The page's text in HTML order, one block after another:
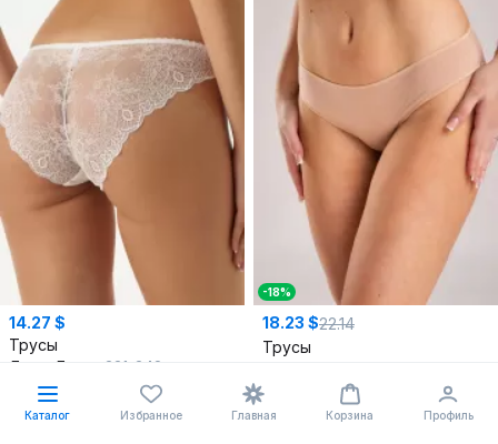
14.27 $
Трусы
Леди Леда
331-342
94, ,110
В корзину
-18%
18.23 $22.14
Трусы
90
В корзину
Каталог Избранное Главная Корзина Профиль